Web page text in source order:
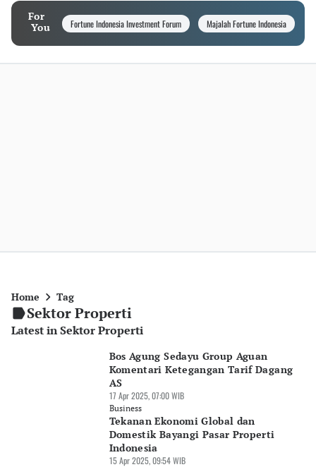
For
You
Fortune Indonesia Investment Forum Majalah Fortune Indonesia
Home Tag
Sektor Properti
Latest in Sektor Properti
Bos Agung Sedayu Group Aguan
Komentari Ketegangan Tarif Dagang
AS
17 Apr 2025, 07:00 WIB
Business
Tekanan Ekonomi Global dan
Domestik Bayangi Pasar Properti
Indonesia
15 Apr 2025, 09:54 WIB